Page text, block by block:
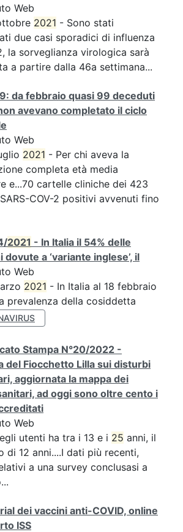
Web
2021 - Sono stati
due casi sporadici di influenza
la sorveglianza virologica sarà
a partire dalla 46a settimana...
da febbraio quasi 99 deceduti
avevano completato il ciclo
Web
2021 - Per chi aveva la
completa età media
e...70 cartelle cliniche dei 423
COV-2 positivi avvenuti fino
2021 - In Italia il 54% delle
dovute a ‘variante inglese’, il
Web
2021 - In Italia al 18 febbraio
prevalenza della cosiddetta
Stampa N°20/2022 -
del Fiocchetto Lilla sui disturbi
aggiornata la mappa dei
ad oggi sono oltre cento i
Web
utenti ha tra i 13 e i 25 anni, il
di 12 anni....I dati più recenti,
a una survey conclusasi a
dei vaccini anti-COVID, online
ISS